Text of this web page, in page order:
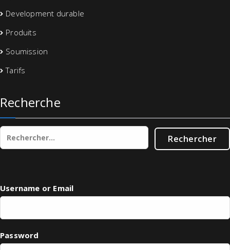
Development durable
Produits
Soumission
Tarifs
Recherche
Rechercher :
Username or Email
Password